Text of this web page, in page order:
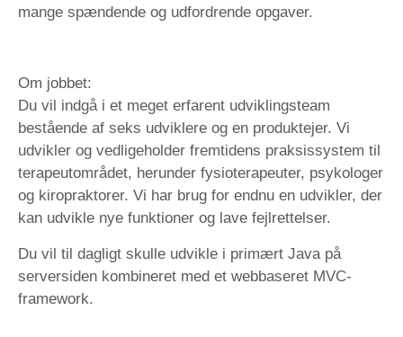
mange spændende og udfordrende opgaver.
Om jobbet:
Du vil indgå i et meget erfarent udviklingsteam
bestående af seks udviklere og en produktejer. Vi
udvikler og vedligeholder fremtidens praksissystem til
terapeutområdet, herunder fysioterapeuter, psykologer
og kiropraktorer. Vi har brug for endnu en udvikler, der
kan udvikle nye funktioner og lave fejlrettelser.
Du vil til dagligt skulle udvikle i primært Java på
serversiden kombineret med et webbaseret MVC-
framework.